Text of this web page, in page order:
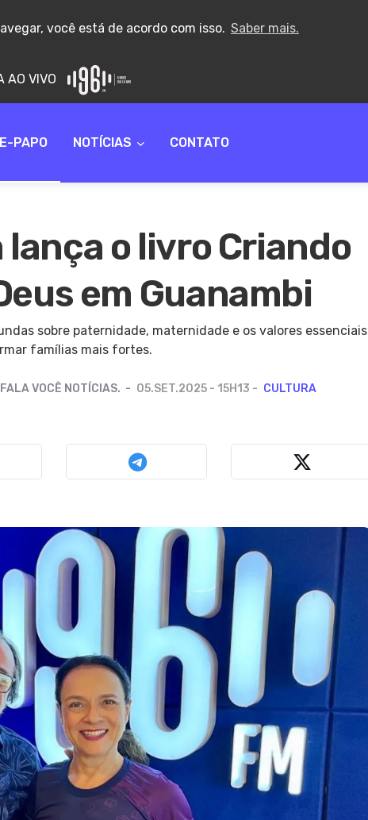
você está de acordo com isso. Saber mais.
AO VIVO
PAPO NOTÍCIAS CONTATO
o livro Criando
em Guanambi
sobre paternidade, maternidade e os valores essenciais
famílias mais fortes.
VOCÊ NOTÍCIAS. 05.SET.2025 - 15H13 CULTURA